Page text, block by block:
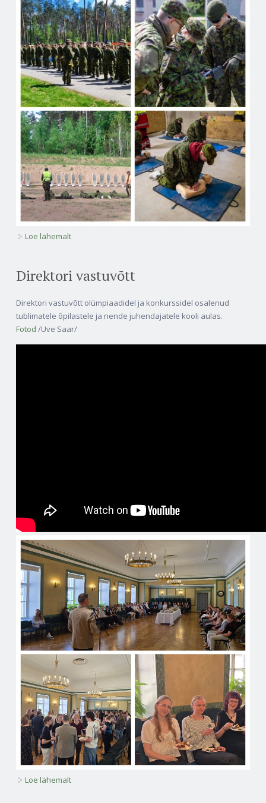
Loe lähemalt
Direktori vastuvõtt
Direktori vastuvõtt olümpiaadidel ja konkurssidel osalenud
tublimatele õpilastele ja nende juhendajatele kooli aulas.
Fotod /Uve Saar/
Loe lähemalt